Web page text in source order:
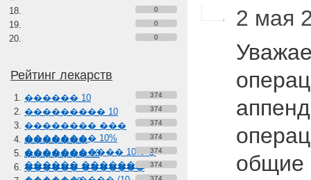
0
0
0
Рейтинг лекарств
������ 10 374
��������� 10 374
�������� ���
�������� 10%
374
�������
����������� 10% �
������ �������
374
������� 10 374
������ �������
374
374
2 мая
общие